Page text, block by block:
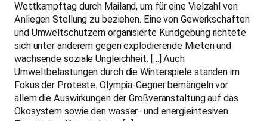
Wettkampftag durch Mailand, um für eine Vielzahl von
Anliegen Stellung zu beziehen. Eine von Gewerkschaften
und Umweltschützern organisierte Kundgebung richtete
sich unter anderem gegen explodierende Mieten und
wachsende soziale Ungleichheit. […] Auch
Umweltbelastungen durch die Winterspiele standen im
Fokus der Proteste. Olympia-Gegner bemängeln vor
allem die Auswirkungen der Großveranstaltung auf das
Ökosystem sowie den wasser- und energieintesiven